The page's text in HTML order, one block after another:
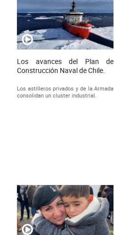
Los avances del Plan de
Construcción Naval de Chile.
Los astilleros privados y de la Armada
consolidan un cluster industrial.